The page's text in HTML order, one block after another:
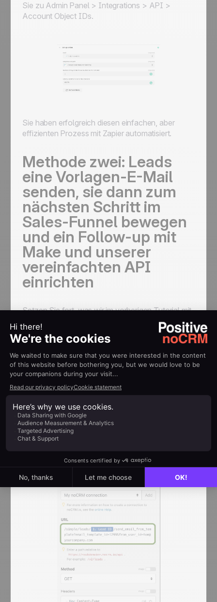
Sie zu Admin Panel > Integrations > API >
Account Object IDs.
Sie haben erfolgreich diesen einfachen, aber
effizienten Prozess mit Zapier automatisiert.
Methode zwei: Leads
eine Vorlagen-E-Mail
senden, sie dann zum
nächsten Schritt im
Sales-Funnel bewegen
und ein Follow-up mit
Make und unserer
vereinfachten API
einrichten
Setzen Sie fort, was wir im vorherigen Tutorial mit
der
Make
-Plattform aufgebaut haben, klicken Sie
auf das Pluszeichen neben dem zweiten Modul,
um ein neues hinzuzufügen.
Wählen Sie erneutnoCRM.iound wählen Sie
' Make an API call' als Ihre Aktion.
Wie bereits erwähnt, können Sie dieses Modul auf
zwei Arten einrichten:
Methode A